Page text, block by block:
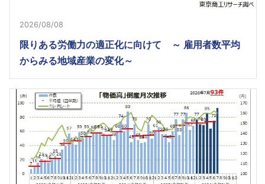
2026/08/08
限りある労働力の適正化に向けて ～ 雇用者数平均
からみる地域産業の変化～